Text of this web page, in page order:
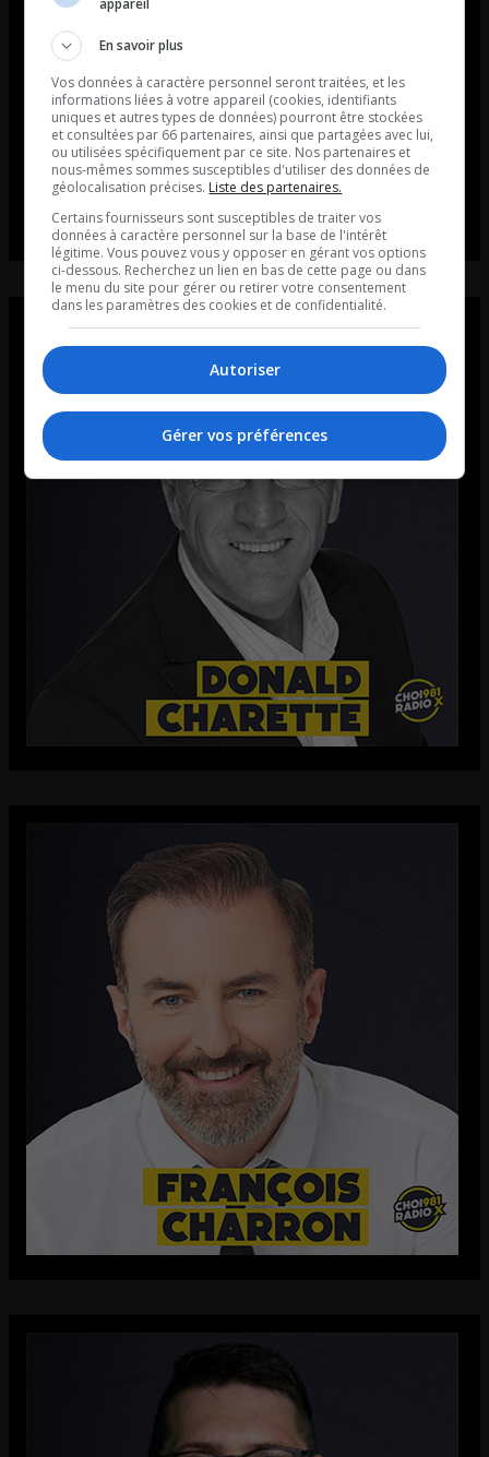
En savoir plus
Vos données à caractère personnel seront traitées, et les
informations liées à votre appareil (cookies, identifiants
uniques et autres types de données) pourront être stockées
et consultées par 66 partenaires, ainsi que partagées avec lui,
ou utilisées spécifiquement par ce site. Nos partenaires et
nous-mêmes sommes susceptibles d'utiliser des données de
géolocalisation précises. Liste des partenaires.
Certains fournisseurs sont susceptibles de traiter vos
données à caractère personnel sur la base de l'intérêt
légitime. Vous pouvez vous y opposer en gérant vos options
ci-dessous. Recherchez un lien en bas de cette page ou dans
le menu du site pour gérer ou retirer votre consentement
dans les paramètres des cookies et de confidentialité.
Autoriser
Gérer vos préférences